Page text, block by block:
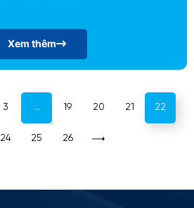
Xem thêm
3 … 19 20 21 22
24 25 26